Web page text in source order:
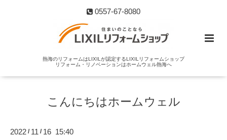
0557-67-8080
熱海のリフォームはLIXILが認定するLIXILリフォームショップ
リフォーム・リノベーションはホームウェル熱海へ
こんにちはホームウェル
2022 / 11 / 16 15:40